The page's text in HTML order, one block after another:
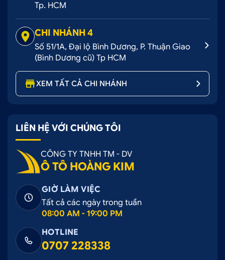
Tp. HCM
CHI NHÁNH 4
Số 51/1A, Đại lộ Bình Dương, P. Thuận Giao
(Bình Dương cũ) Tp HCM
XEM TẤT CẢ CHI NHÁNH
LIÊN HỆ VỚI CHÚNG TÔI
CÔNG TY TNHH TM - DV
Ô TÔ HOÀNG KIM
GIỜ LÀM VIỆC
Tất cả các ngày trong tuần
08:00 AM - 19:00 PM
HOTLINE
0707 228338